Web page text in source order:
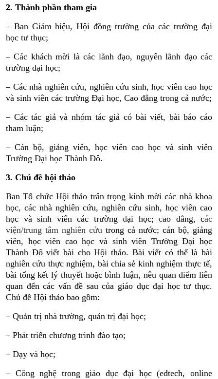
2. Thành phần tham gia
– Ban Giám hiệu, Hội đồng trường của các trường đại
học tư thục;
– Các khách mời là các lãnh đạo, nguyên lãnh đạo các
trường đại học;
– Các nhà nghiên cứu, nghiên cứu sinh, học viên cao học
và sinh viên các trường Đại học, Cao đẳng trong cả nước;
– Các tác giả và nhóm tác giả có bài viết, bài báo cáo
tham luận;
– Cán bộ, giảng viên, học viên cao học và sinh viên
Trường Đại học Thành Đô.
3. Chủ đề hội thảo
Ban Tổ chức Hội thảo trân trọng kính mời các nhà khoa
học, các nhà nghiên cứu, nghiên cứu sinh, học viên cao
học và sinh viên các trường đại học; cao đẳng, các
viện/trung tâm nghiên cứu trong cả nước; cán bộ, giảng
viên, học viên cao học và sinh viên Trường Đại học
Thành Đô viết bài cho Hội thảo. Bài viết có thể là bài
nghiên cứu thực nghiệm, bài chia sẻ kinh nghiệm thực tế,
bài tổng kết lý thuyết hoặc bình luận, nêu quan điểm liên
quan đến các vấn đề sau của giáo dục đại học tư thục.
Chủ đề Hội thảo bao gồm:
– Quản trị nhà trường, quản trị đại học;
– Phát triển chương trình đào tạo;
– Dạy và học;
– Công nghệ trong giáo dục đại học (edtech, online